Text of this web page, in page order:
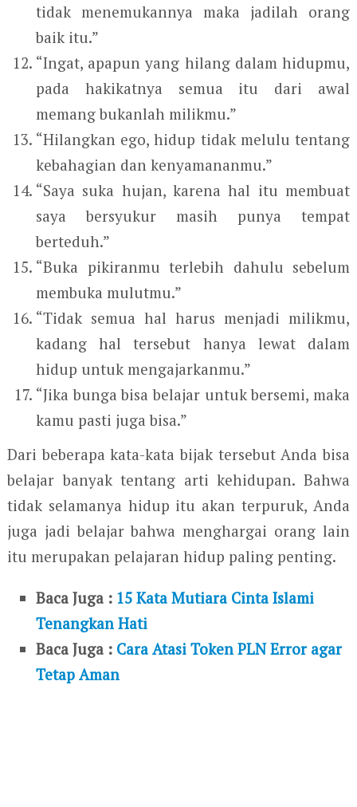
tidak menemukannya maka jadilah orang
baik itu.”
“Ingat, apapun yang hilang dalam hidupmu,
pada hakikatnya semua itu dari awal
memang bukanlah milikmu.”
“Hilangkan ego, hidup tidak melulu tentang
kebahagian dan kenyamananmu.”
“Saya suka hujan, karena hal itu membuat
saya bersyukur masih punya tempat
berteduh.”
“Buka pikiranmu terlebih dahulu sebelum
membuka mulutmu.”
“Tidak semua hal harus menjadi milikmu,
kadang hal tersebut hanya lewat dalam
hidup untuk mengajarkanmu.”
“Jika bunga bisa belajar untuk bersemi, maka
kamu pasti juga bisa.”
Dari beberapa kata-kata bijak tersebut Anda bisa
belajar banyak tentang arti kehidupan. Bahwa
tidak selamanya hidup itu akan terpuruk, Anda
juga jadi belajar bahwa menghargai orang lain
itu merupakan pelajaran hidup paling penting.
Baca Juga : 15 Kata Mutiara Cinta Islami
Tenangkan Hati
Baca Juga : Cara Atasi Token PLN Error agar
Tetap Aman